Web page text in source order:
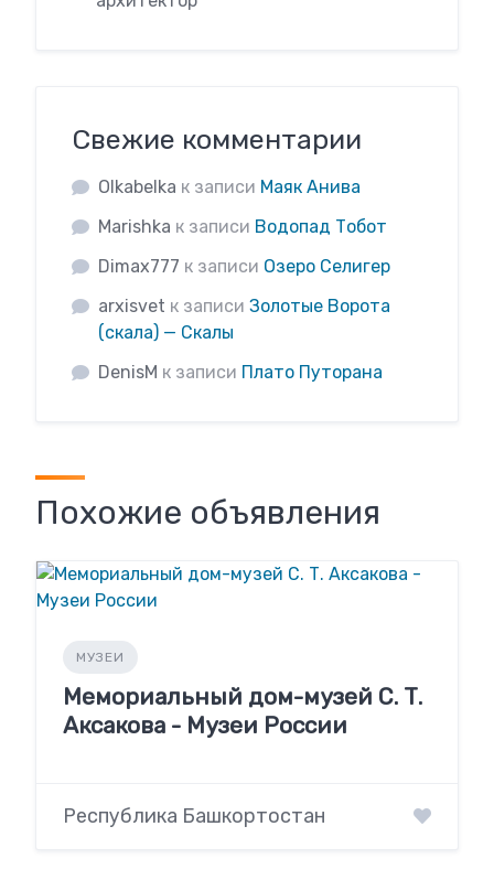
Свежие комментарии
Olkabelka к записи Маяк Анива
Marishka к записи Водопад Тобот
Dimax777 к записи Озеро Селигер
arxisvet к записи Золотые Ворота
(скала) — Скалы
DenisM к записи Плато Путорана
Похожие объявления
МУЗЕИ
Мемориальный дом-музей С. Т.
Аксакова - Музеи России
Республика Башкортостан